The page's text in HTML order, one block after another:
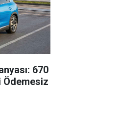
670
Ödemesiz